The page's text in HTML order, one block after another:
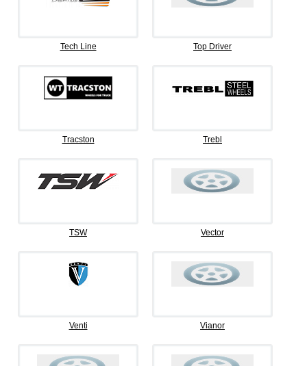
Tech Line Top Driver
Tracston Trebl
TSW Vector
Venti Vianor